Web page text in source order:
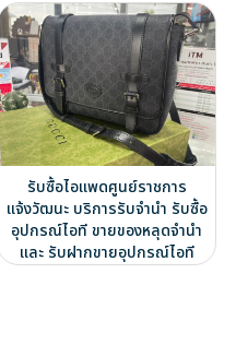
รับซื้อไอแพดศูนย์ราชการ
แจ้งวัฒนะ บริการรับจำนำ รับซื้อ
อุปกรณ์ไอที ขายของหลุดจำนำ
และ รับฝากขายอุปกรณ์ไอที